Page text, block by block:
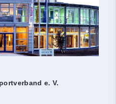
e. V.